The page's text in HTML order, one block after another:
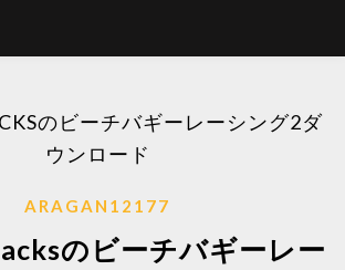
のビーチバギーレーシング2ダ
ウンロード
ARAGAN12177
のビーチバギーレー